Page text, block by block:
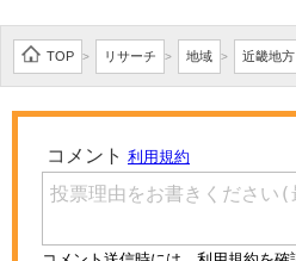
TOP > リサーチ > 地域 > 近畿地方